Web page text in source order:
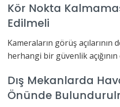
Kör Nokta
Edilmeli
Kameraların görüş açılarının
herhangi bir güvenlik
Dış Mekanlarda
Önünde